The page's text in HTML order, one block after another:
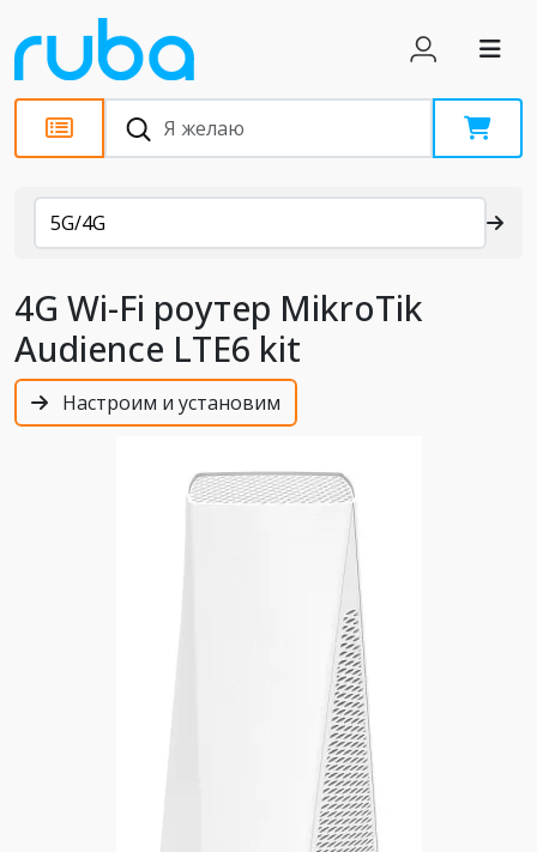
Каталог
5G/4G
4G Wi-Fi роутер MikroTik
Audience LTE6 kit
Настроим и установим